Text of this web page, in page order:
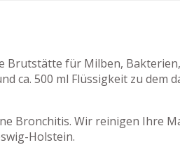
Brutstätte für Milben,
ca. 500 ml Flüssigkeit zu dem
Bronchitis. Wir reinigen Ihre
Holstein.